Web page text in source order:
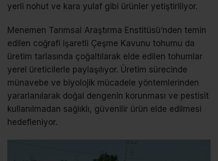
yerli nohut ve kara yulaf gibi ürünler yetiştiriliyor.
Menemen Tarımsal Araştırma Enstitüsü’nden temin
edilen coğrafi işaretli Çeşme Kavunu tohumu da
üretim tarlasında çoğaltılarak elde edilen tohumlar
yerel üreticilerle paylaşılıyor. Üretim sürecinde
münavebe ve biyolojik mücadele yöntemlerinden
yararlanılarak doğal dengenin korunması ve pestisit
kullanılmadan sağlıklı, güvenilir ürün elde edilmesi
hedefleniyor.